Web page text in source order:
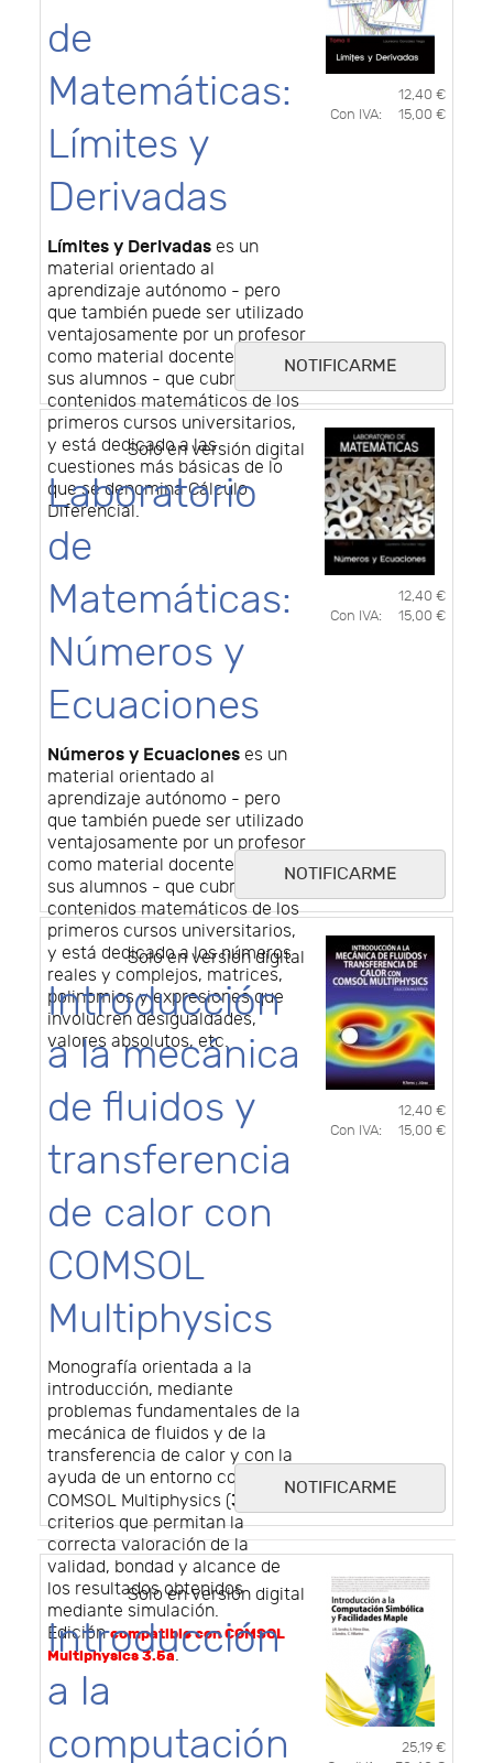
de
Matemáticas:
Límites y
Derivadas
Límites y Derivadas es un
material orientado al
aprendizaje autónomo - pero
que también puede ser utilizado
ventajosamente por un profesor
como material docente para
sus alumnos - que cubre los
contenidos matemáticos de los
primeros cursos universitarios,
y está dedicado a las
cuestiones más básicas de lo
que se denomina Cálculo
Diferencial.
12,40 €
Con IVA:
15,00 €
NOTIFICARME
Solo en versión digital
Laboratorio
de
Matemáticas:
Números y
Ecuaciones
Números y Ecuaciones es un
material orientado al
aprendizaje autónomo - pero
que también puede ser utilizado
ventajosamente por un profesor
como material docente para
sus alumnos - que cubre los
contenidos matemáticos de los
primeros cursos universitarios,
y está dedicado a los números
reales y complejos, matrices,
polinomios y expresiones que
involucren desigualdades,
valores absolutos, etc.
12,40 €
Con IVA:
15,00 €
NOTIFICARME
Solo en versión digital
Introducción
a la mecánica
de fluidos y
transferencia
de calor con
COMSOL
Multiphysics
Monografía orientada a la
introducción, mediante
problemas fundamentales de la
mecánica de fluidos y de la
transferencia de calor y con la
ayuda de un entorno como
COMSOL Multiphysics (3.5a
criterios que permitan la
correcta valoración de la
validad, bondad y alcance de
los resultados obtenidos
mediante simulación.
Edicióncompatible con COMSOL
Multiphysics 3.5a.
12,40 €
Con IVA:
15,00 €
NOTIFICARME
Solo en versión digital
Introducción
a la
computación
25,19 €